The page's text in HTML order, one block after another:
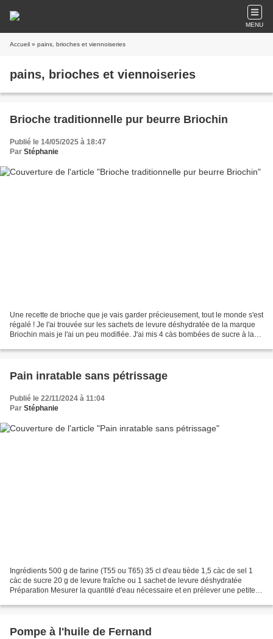
MENU
Accueil » pains, brioches et viennoiseries
pains, brioches et viennoiseries
Brioche traditionnelle pur beurre Briochin
Publié le 14/05/2025 à 18:47
Par Stéphanie
Une recette de brioche que je vais garder précieusement, tout le monde s'est
régalé ! Je l'ai trouvée sur les sachets de levure déshydratée de la marque
Briochin mais je l'ai un peu modifiée. J'ai mis 4 càs bombées de sucre à la
Pain inratable sans pétrissage
Publié le 22/11/2024 à 11:04
Par Stéphanie
Ingrédients 500 g de farine (T55 ou T65) 35 cl d'eau tiède 1,5 càc de sel 1
càc de sucre 20 g de levure fraîche ou 1 sachet de levure déshydratée
Préparation Mesurer la quantité d'eau nécessaire et en prélever une petite
Pompe à l'huile de Fernand